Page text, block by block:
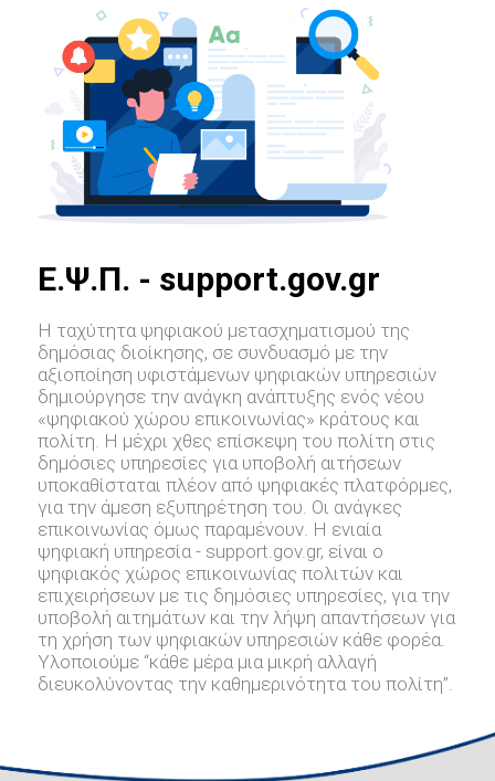
E.Ψ.Π. - support.gov.gr
Η ταχύτητα ψηφιακού μετασχηματισμού της
δημόσιας διοίκησης, σε συνδυασμό με την
αξιοποίηση υφιστάμενων ψηφιακών υπηρεσιών
δημιούργησε την ανάγκη ανάπτυξης ενός νέου
«ψηφιακού χώρου επικοινωνίας» κράτους και
πολίτη. Η μέχρι χθες επίσκεψη του πολίτη στις
δημόσιες υπηρεσίες για υποβολή αιτήσεων
υποκαθίσταται πλέον από ψηφιακές πλατφόρμες,
για την άμεση εξυπηρέτηση του. Οι ανάγκες
επικοινωνίας όμως παραμένουν. Η ενιαία
ψηφιακή υπηρεσία - support.gov.gr, είναι ο
ψηφιακός χώρος επικοινωνίας πολιτών και
επιχειρήσεων με τις δημόσιες υπηρεσίες, για την
υποβολή αιτημάτων και την λήψη απαντήσεων για
τη χρήση των ψηφιακών υπηρεσιών κάθε φορέα.
Υλοποιούμε “κάθε μέρα μια μικρή αλλαγή
διευκολύνοντας την καθημερινότητα του πολίτη”.